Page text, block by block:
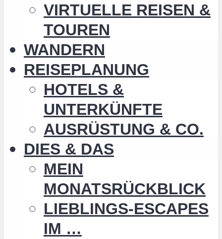
VIRTUELLE REISEN &
TOUREN
WANDERN
REISEPLANUNG
HOTELS &
UNTERKÜNFTE
AUSRÜSTUNG & CO.
DIES & DAS
MEIN
MONATSRÜCKBLICK
LIEBLINGS-ESCAPES
IM …